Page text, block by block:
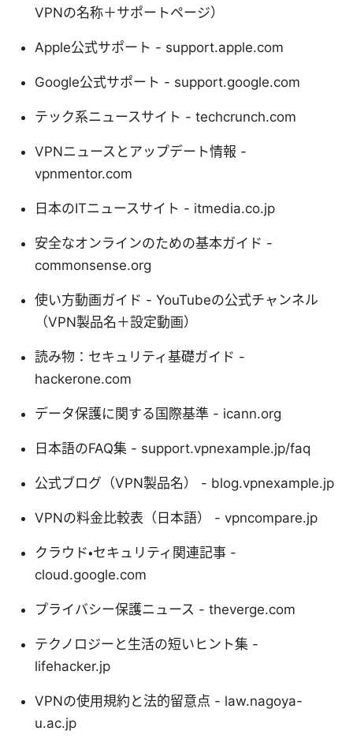
VPNの名称＋サポートページ）
Apple公式サポート - support.apple.com
Google公式サポート - support.google.com
テック系ニュースサイト - techcrunch.com
VPNニュースとアップデート情報 -
vpnmentor.com
日本のITニュースサイト - itmedia.co.jp
安全なオンラインのための基本ガイド -
commonsense.org
使い方動画ガイド - YouTubeの公式チャンネル
（VPN製品名＋設定動画）
読み物：セキュリティ基礎ガイド -
hackerone.com
データ保護に関する国際基準 - icann.org
日本語のFAQ集 - support.vpnexample.jp/faq
公式ブログ（VPN製品名） - blog.vpnexample.jp
VPNの料金比較表（日本語） - vpncompare.jp
クラウド・セキュリティ関連記事 -
cloud.google.com
プライバシー保護ニュース - theverge.com
テクノロジーと生活の短いヒント集 -
lifehacker.jp
VPNの使用規約と法的留意点 - law.nagoya-
u.ac.jp